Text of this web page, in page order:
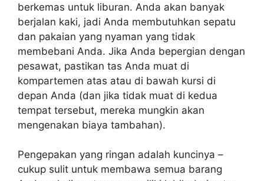
berkemas untuk liburan. Anda akan banyak
berjalan kaki, jadi Anda membutuhkan sepatu
dan pakaian yang nyaman yang tidak
membebani Anda. Jika Anda bepergian dengan
pesawat, pastikan tas Anda muat di
kompartemen atas atau di bawah kursi di
depan Anda (dan jika tidak muat di kedua
tempat tersebut, mereka mungkin akan
mengenakan biaya tambahan).
Pengepakan yang ringan adalah kuncinya –
cukup sulit untuk membawa semua barang